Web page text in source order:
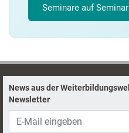
Seminare auf
News aus der
Newsletter